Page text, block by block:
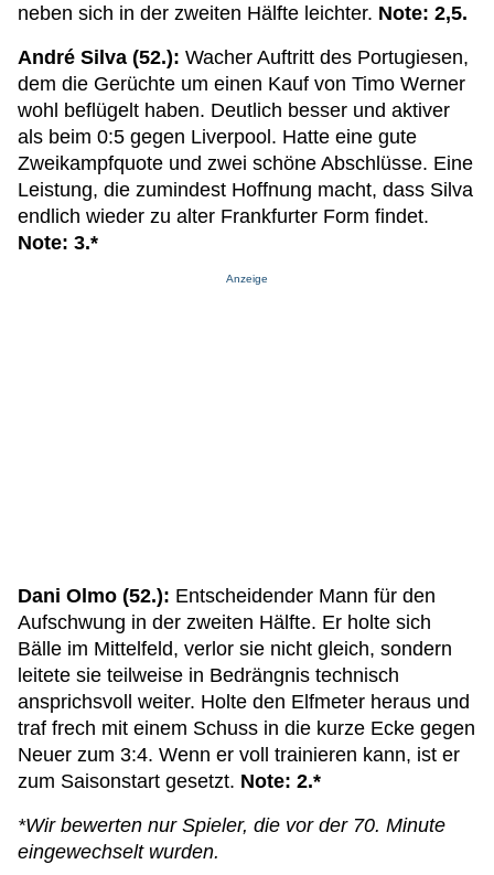
neben sich in der zweiten Hälfte leichter. Note: 2,5.
André Silva (52.): Wacher Auftritt des Portugiesen,
dem die Gerüchte um einen Kauf von Timo Werner
wohl beflügelt haben. Deutlich besser und aktiver
als beim 0:5 gegen Liverpool. Hatte eine gute
Zweikampfquote und zwei schöne Abschlüsse. Eine
Leistung, die zumindest Hoffnung macht, dass Silva
endlich wieder zu alter Frankfurter Form findet.
Note: 3.*
Anzeige
Dani Olmo (52.): Entscheidender Mann für den
Aufschwung in der zweiten Hälfte. Er holte sich
Bälle im Mittelfeld, verlor sie nicht gleich, sondern
leitete sie teilweise in Bedrängnis technisch
ansprichsvoll weiter. Holte den Elfmeter heraus und
traf frech mit einem Schuss in die kurze Ecke gegen
Neuer zum 3:4. Wenn er voll trainieren kann, ist er
zum Saisonstart gesetzt. Note: 2.*
*Wir bewerten nur Spieler, die vor der 70. Minute
eingewechselt wurden.